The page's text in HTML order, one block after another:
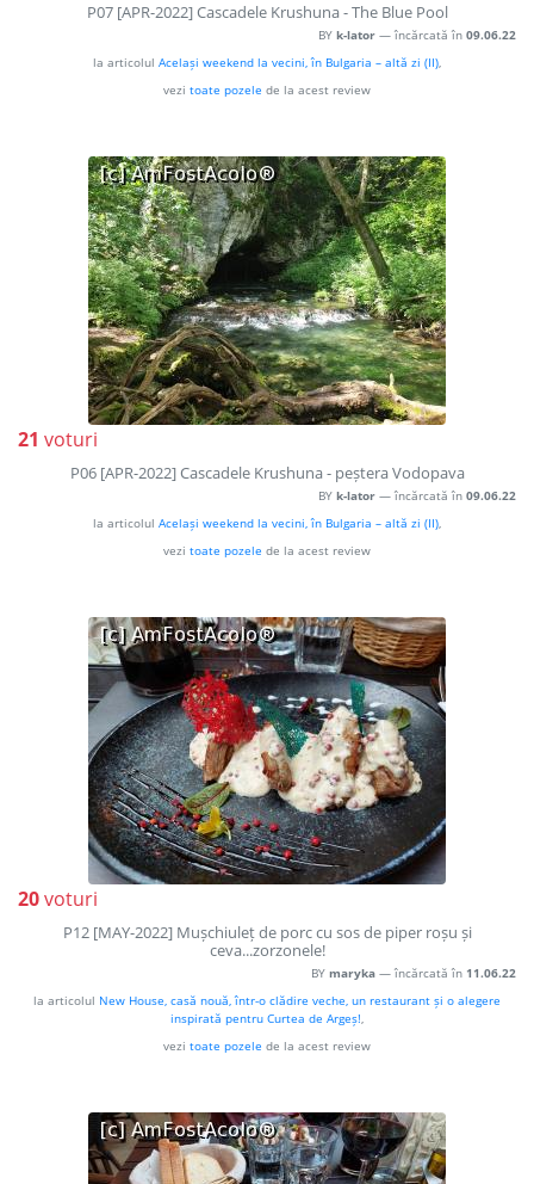
P07 [APR-2022] Cascadele Krushuna - The Blue Pool
BY k-lator — încărcată în 09.06.22
la articolul Același weekend la vecini, în Bulgaria – altă zi (II),
vezi toate pozele de la acest review
21 voturi
P06 [APR-2022] Cascadele Krushuna - peștera Vodopava
BY k-lator — încărcată în 09.06.22
la articolul Același weekend la vecini, în Bulgaria – altă zi (II),
vezi toate pozele de la acest review
20voturi
P12 [MAY-2022] Mușchiuleț de porc cu sos de piper roșu și
ceva...zorzonele!
BY maryka — încărcată în 11.06.22
la articolul New House, casă nouă, într-o clădire veche, un restaurant și o alegere
inspirată pentru Curtea de Argeș!,
vezi toate pozele de la acest review